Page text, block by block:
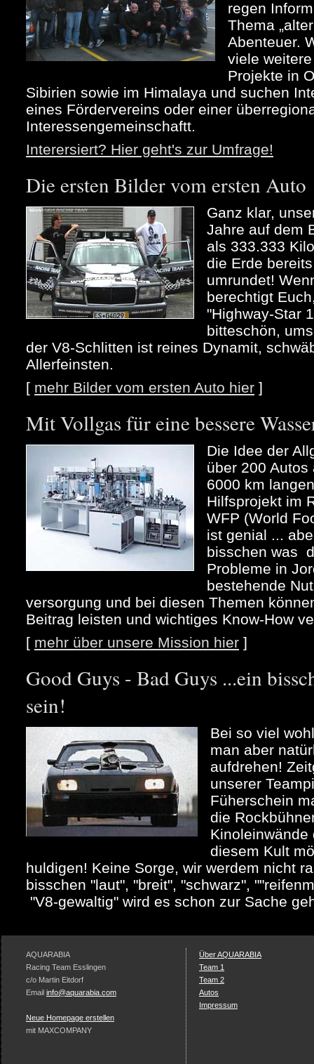
regen
Thema
Abenteuer.
viele
Projekte in
Sibirien sowie im Himalaya und suchen
eines Fördervereins oder einer
Interessengemeinschaftt.
Interersiert? Hier geht's zur Umfrage!
Die ersten Bilder vom ersten Auto
Ganz klar,
Jahre auf dem
als 333.333
die Erde
umrundet!
berechtigt
"Highway-Star
bitteschön,
der V8-Schlitten ist reines Dynamit,
Allerfeinsten.
[ mehr Bilder vom ersten Auto hier ]
Mit Vollgas für eine bessere
Die Idee der
über 200
6000 km
Hilfsprojekt im
WFP (World
ist genial ...
bisschen was
Probleme in
bestehende
versorgung und bei diesen Themen
Beitrag leisten und wichtiges Know-How
[ mehr über unsere Mission hier ]
Good Guys - Bad Guys ...ein
sein!
Bei so viel
man aber
aufdrehen!
unserer
Füherschein
die
Kinoleinwände
diesem Kult
huldigen! Keine Sorge, wir werdem nicht
bisschen "laut", "breit", "schwarz",
"V8-gewaltig" wird es schon zur Sache
AQUARABIA
Racing Team Esslingen
c/o Martin Eitdorf
Email info@aquarabia.com
Neue Homepage erstellen
mit MAXCOMPANY
Über AQUARABIA
Team 1
Team 2
Autos
Impressum